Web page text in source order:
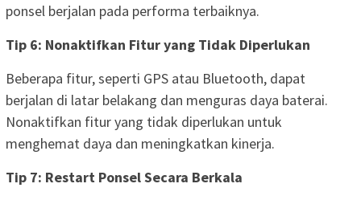
ponsel berjalan pada performa terbaiknya.
Tip 6: Nonaktifkan Fitur yang Tidak Diperlukan
Beberapa fitur, seperti GPS atau Bluetooth, dapat
berjalan di latar belakang dan menguras daya baterai.
Nonaktifkan fitur yang tidak diperlukan untuk
menghemat daya dan meningkatkan kinerja.
Tip 7: Restart Ponsel Secara Berkala